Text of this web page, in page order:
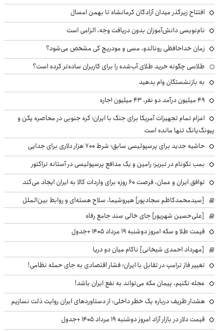
افتتاح زیرگذر میدان آزادگان کرمانشاه تا بهمن امسال
نام‌نویسی دانش‌آموزان بدون دریافت وجه، الزامی است
زمان خداحافظی رونالدو، مسی و مودریچ کی مشخص می‌شود؟
طلاسی چگونه خرید طلای آب‌شده را برای کاربران ساده‌تر کرده است؟
به بازنشستگان وام بدهید
49 میلیون درآمد دو نفر، 43 میلیون اجاره
اعزام تمام تجهیزات آمریکا برای جنگ با ایران؛ کره جنوبی در محاصره پکن و
پیونگ‌یانگ تنها مانده است
حاشیه جدید برای پرسپولیسی سابق؛ شرط ۷۰۰ هزار دلاری برای جدایی
بمب نکونام در تبریز؛ رامین و یک مدافع پرسپولیسی در آستانه تراکتور
توافق ایران و عمان، فرصت ۶۰ روزه برای واردات کالا به ایران ایجاد می‌کند
[سیدمحمدکاظم سجادپور] هیروشیما، سلاح هسته‌ای و روابط بین‌الملل
[علی‌حسین شهریور] جای خالی سند جامع رفاه
قیمت طلا و سکه امروز دوشنبه ۱۹ مرداد ۱۴۰۵ +جدول
[مهرداد احمدی شیخانی] ناکام میان دو دریا
تغییر فاز ترامپ در تقابل با ایران؛ فشار اقتصادی به جای حمله نظامی!
عجله نکنیم، پیمان مکه می‌تواند به نفع ایران باشد!
هشدار ظریف درباره یک خطر داخلی: از دستاوردهای ایران روایت ذلت نسازیم
قیمت دلار در بازار آزاد امروز دوشنبه ۱۹ مرداد ۱۴۰۵ +جدول